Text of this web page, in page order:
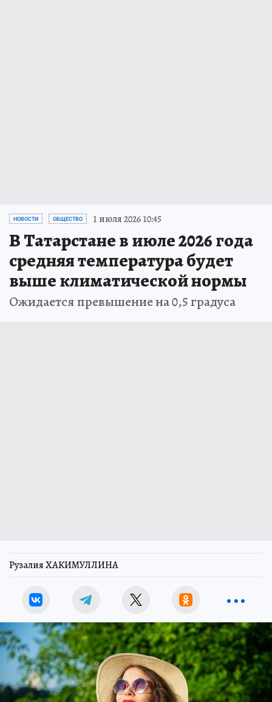
НОВОСТИ ОБЩЕСТВО 1 июля 2026 10:45
В Татарстане в июле 2026 года
средняя температура будет
выше климатической нормы
Ожидается превышение на 0,5 градуса
Рузалия ХАКИМУЛЛИНА